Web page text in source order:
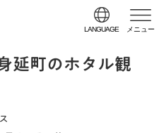
LANGUAGE メニュー
延町のホタル観